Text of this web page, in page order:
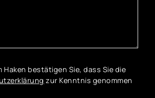
Haken bestätigen Sie, dass Sie die
zur Kenntnis genommen